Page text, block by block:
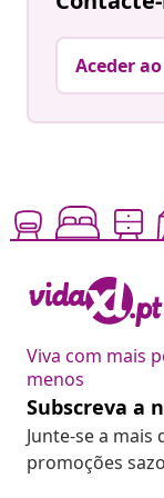
Aceder
Viva com mais
menos
Subscreva a
Junte-se a
promoções